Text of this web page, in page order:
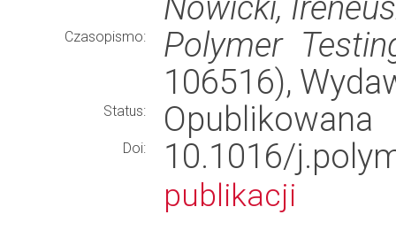
Czasopismo:
Polymer
106516),
Status: Opublikowana
Doi: 10.1016/
publikacji